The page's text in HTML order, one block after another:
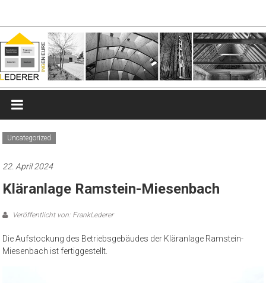
lederer-
ingenieure.de
Ingenieurbüro
für
Uncategorized
22. April 2024
Kläranlage Ramstein-Miesenbach
Veröffentlicht von: FrankLederer
Die Aufstockung des Betriebsgebäudes der Kläranlage Ramstein-
Miesenbach ist fertiggestellt.